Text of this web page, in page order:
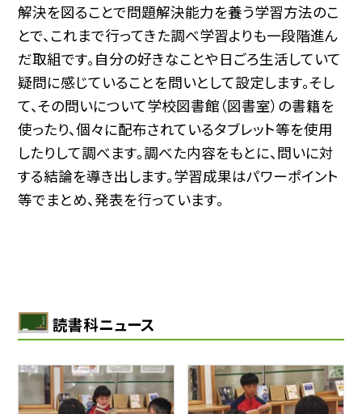
解決を図ることで問題解決能力を養う学習方法のこ
とで、これまで行ってきた調べ学習よりも一段階進ん
だ取組です。自分の好きなことや日ごろ生活していて
疑問に感じていることを問いとして設定します。そし
て、その問いについて学校図書館（図書室）の書籍を
使ったり、個々に配布されているタブレット等を使用
したりして調べます。調べた内容をもとに、問いに対
する結論を導き出します。学習成果はパワーポイント
等でまとめ、発表を行っています。
読書科ニュース